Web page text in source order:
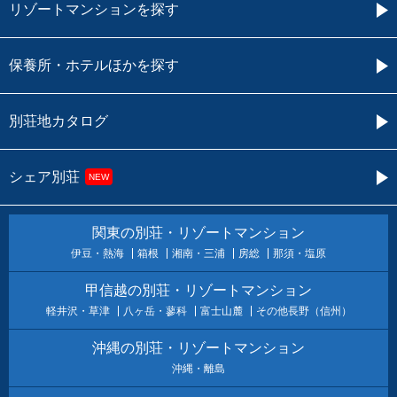
リゾートマンションを探す
保養所・ホテルほかを探す
別荘地カタログ
シェア別荘 NEW
関東の別荘・リゾートマンション
伊豆・熱海 箱根 湘南・三浦 房総 那須・塩原
甲信越の別荘・リゾートマンション
軽井沢・草津 八ヶ岳・蓼科 富士山麓 その他長野（信州）
沖縄の別荘・リゾートマンション
沖縄・離島